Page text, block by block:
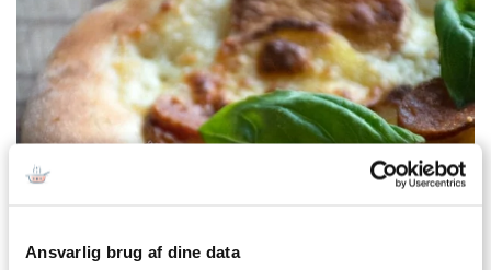
Ansvarlig brug af dine data